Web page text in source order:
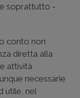
soprattutto -
conto non
diretta alla
attività
necessarie
utile, nel